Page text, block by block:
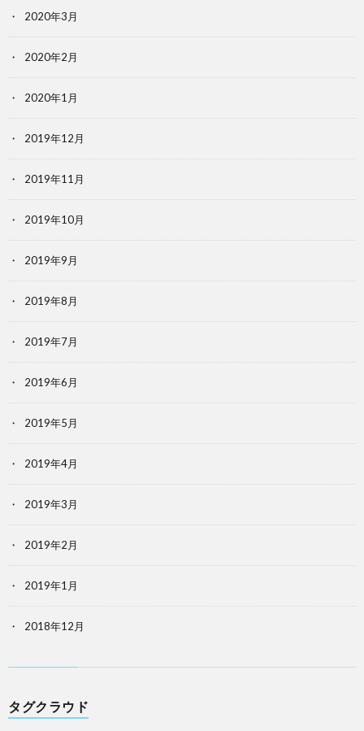
2020年3月
2020年2月
2020年1月
2019年12月
2019年11月
2019年10月
2019年9月
2019年8月
2019年7月
2019年6月
2019年5月
2019年4月
2019年3月
2019年2月
2019年1月
2018年12月
タグクラウド